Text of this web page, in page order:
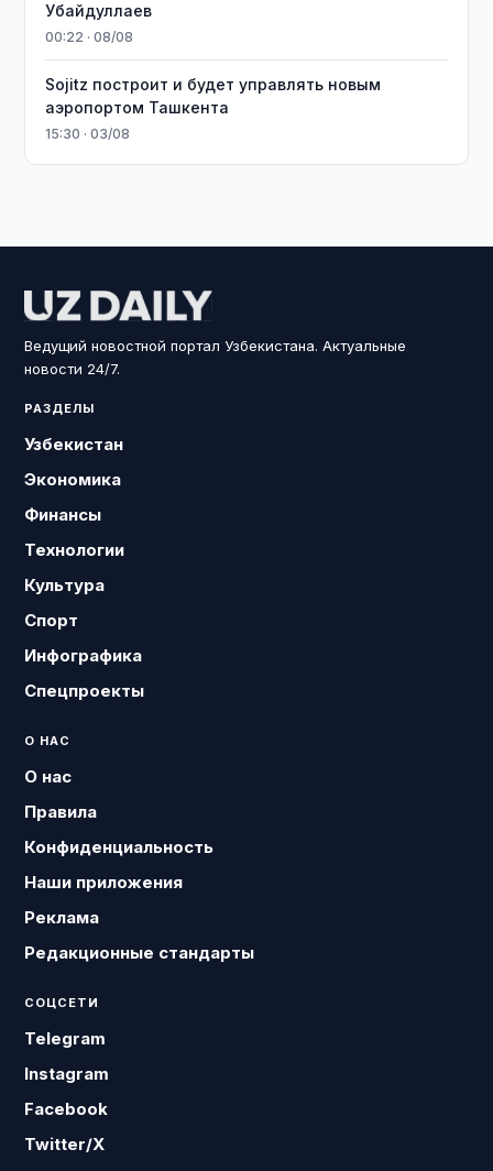
Убайдуллаев
00:22 · 08/08
Sojitz построит и будет управлять новым
аэропортом Ташкента
15:30 · 03/08
Ведущий новостной портал Узбекистана. Актуальные
новости 24/7.
РАЗДЕЛЫ
Узбекистан
Экономика
Финансы
Технологии
Культура
Спорт
Инфографика
Спецпроекты
О НАС
О нас
Правила
Конфиденциальность
Наши приложения
Реклама
Редакционные стандарты
СОЦСЕТИ
Telegram
Instagram
Facebook
Twitter/X